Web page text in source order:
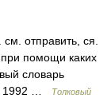
отправить, ся.
при помощи каких
словарь
1992 …
Толковый